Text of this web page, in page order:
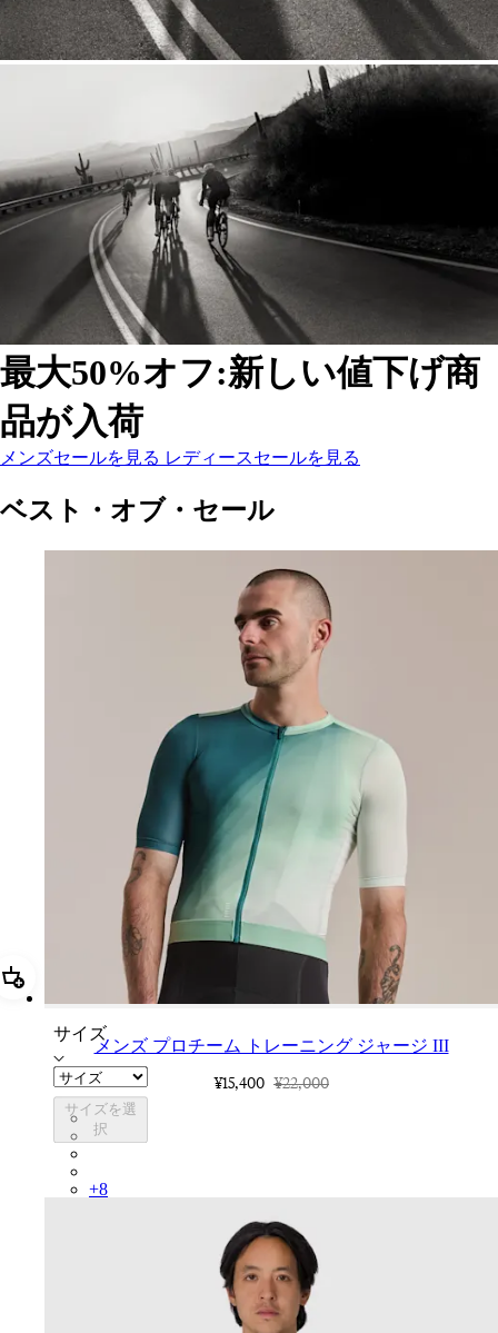
最大50%オフ:新しい値下げ商
品が入荷
最大50%オフ:新しい値下げ商品が入荷:
メンズセールを見る 最大50%オフ:新しい値下げ商品が入荷
レディースセールを見る
ベスト・オブ・セール
追加 メンズ プロチーム トレーニング ジャージ III
サイズ
サイズを選
択
メンズ プロチーム トレーニング ジャージ III
¥15,400 ¥22,000
CUN01XX26G
CUN01XXBLW
+8